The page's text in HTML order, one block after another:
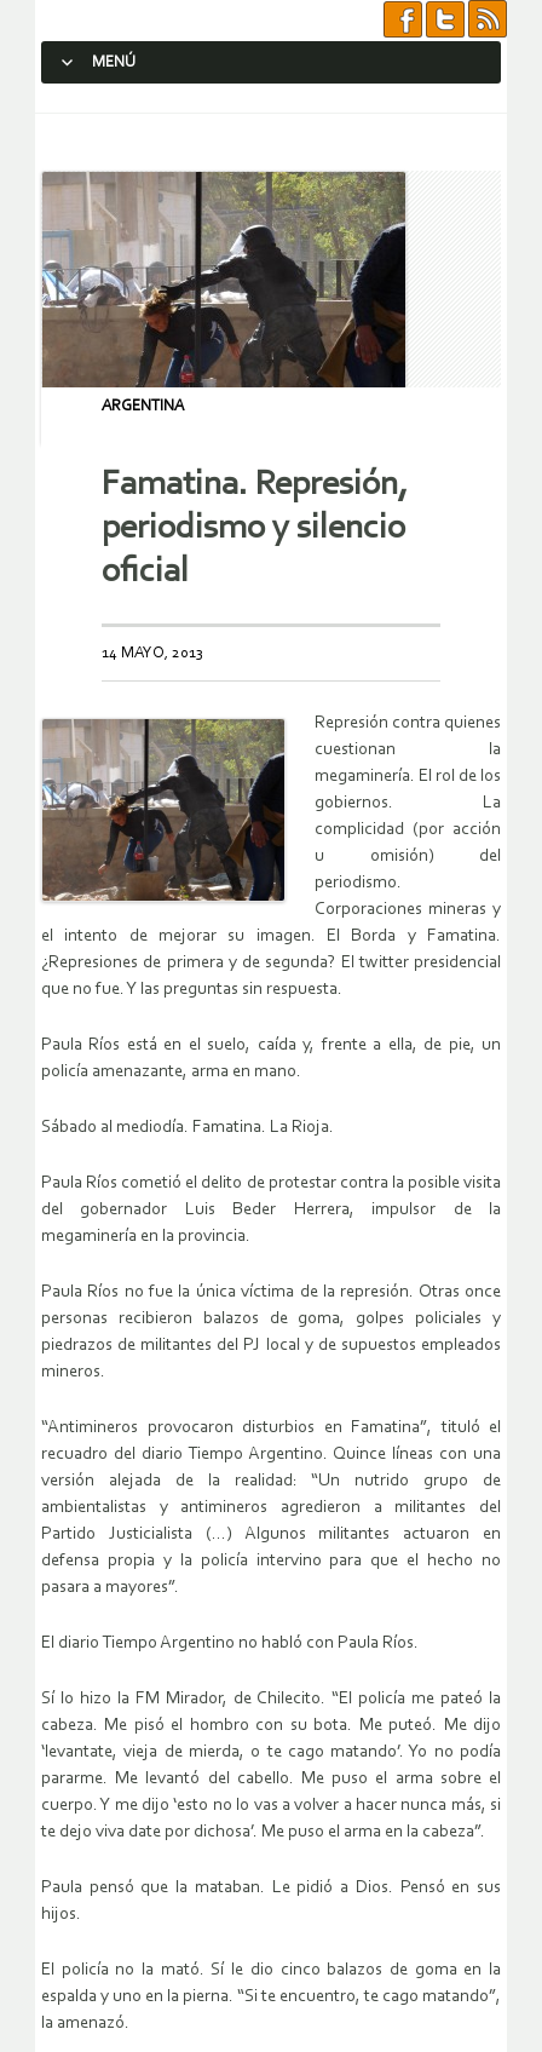
MENÚ
ARGENTINA
Famatina. Represión,
periodismo y silencio
oficial
14 MAYO, 2013
Represión contra quienes
cuestionan la
megaminería. El rol de los
gobiernos. La
complicidad (por acción
u omisión) del
periodismo.
Corporaciones mineras y
el intento de mejorar su imagen. El Borda y Famatina.
¿Represiones de primera y de segunda? El twitter presidencial
que no fue. Y las preguntas sin respuesta.
Paula Ríos está en el suelo, caída y, frente a ella, de pie, un
policía amenazante, arma en mano.
Sábado al mediodía. Famatina. La Rioja.
Paula Ríos cometió el delito de protestar contra la posible visita
del gobernador Luis Beder Herrera, impulsor de la
megaminería en la provincia.
Paula Ríos no fue la única víctima de la represión. Otras once
personas recibieron balazos de goma, golpes policiales y
piedrazos de militantes del PJ local y de supuestos empleados
mineros.
“Antimineros provocaron disturbios en Famatina”, tituló el
recuadro del diario Tiempo Argentino. Quince líneas con una
versión alejada de la realidad: “Un nutrido grupo de
ambientalistas y antimineros agredieron a militantes del
Partido Justicialista (…) Algunos militantes actuaron en
defensa propia y la policía intervino para que el hecho no
pasara a mayores”.
El diario Tiempo Argentino no habló con Paula Ríos.
Sí lo hizo la FM Mirador, de Chilecito. “El policía me pateó la
cabeza. Me pisó el hombro con su bota. Me puteó. Me dijo
‘levantate, vieja de mierda, o te cago matando’. Yo no podía
pararme. Me levantó del cabello. Me puso el arma sobre el
cuerpo. Y me dijo ‘esto no lo vas a volver a hacer nunca más, si
te dejo viva date por dichosa’. Me puso el arma en la cabeza”.
Paula pensó que la mataban. Le pidió a Dios. Pensó en sus
hijos.
El policía no la mató. Sí le dio cinco balazos de goma en la
espalda y uno en la pierna. “Si te encuentro, te cago matando”,
la amenazó.